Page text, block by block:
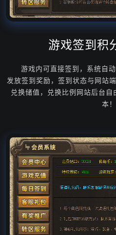
游戏签到积
游戏内可直接签到，系统自
发放签到奖励，签到状态与网站
兑换储值，兑换比例网站后台
本！